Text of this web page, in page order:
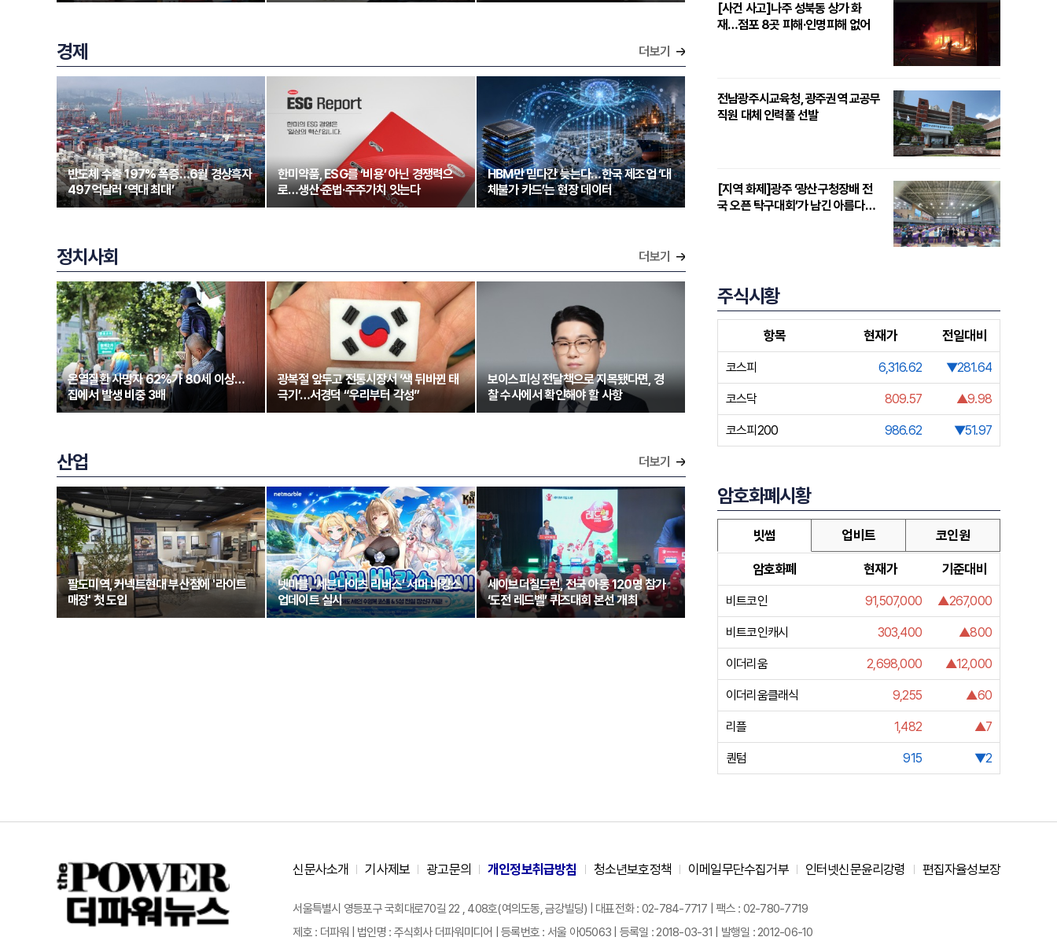
경제 더보기
반도체 수출 197% 폭증…6월 경상흑자
497억달러 ‘역대 최대’
한미약품, ESG를 ‘비용’ 아닌 경쟁력으
로…생산·준법·주주가치 잇는다
HBM만 믿다간 늦는다…한국 제조업 ‘대
체불가 카드’는 현장 데이터
정치사회 더보기
온열질환 사망자 62%가 80세 이상…
집에서 발생 비중 3배
광복절 앞두고 전통시장서 ‘색 뒤바뀐 태
극기’…서경덕 “우리부터 각성”
보이스피싱 전달책으로 지목됐다면, 경
찰 수사에서 확인해야 할 사항
산업 더보기
팔도미역, 커넥트현대 부산점에 '라이트
매장' 첫 도입
넷마블, ‘세븐나이츠 리버스’ 서머 바캉스
업데이트 실시
세이브더칠드런, 전국 아동 120명 참가
‘도전 레드벨’ 퀴즈대회 본선 개최
[사건 사고]나주 성북동 상가 화
재…점포 8곳 피해·인명피해 없어
전남광주시교육청, 광주권역 교공무
직원 대체 인력풀 선발
[지역 화제]광주 ‘광산구청장배 전
국 오픈 탁구대회’가 남긴 아름다운
주식시황
항목 현재가 전일대비
코스피 6,316.62 ▼281.64
코스닥 809.57 ▲9.98
코스피200 986.62 ▼51.97
암호화폐시황
빗썸 업비트 코인원
암호화폐 현재가 기준대비
비트코인 91,507,000 ▲267,000
비트코인캐시 303,400 ▲800
이더리움 2,698,000 ▲12,000
이더리움클래식 9,255 ▲60
리플 1,482 ▲7
퀀텀 915 ▼2
신문사소개 기사제보 광고문의 개인정보취급방침 청소년보호정책 이메일무단수집거부 인터넷신문윤리강령 편집자율성보장
서울특별시 영등포구 국회대로70길 22 , 408호(여의도동, 금강빌딩) | 대표전화 : 02-784-7717 | 팩스 : 02-780-7719
제호 : 더파워 | 법인명 : 주식회사 더파워미디어 | 등록번호 : 서울 아05063 | 등록일 : 2018-03-31 | 발행일 : 2012-06-10